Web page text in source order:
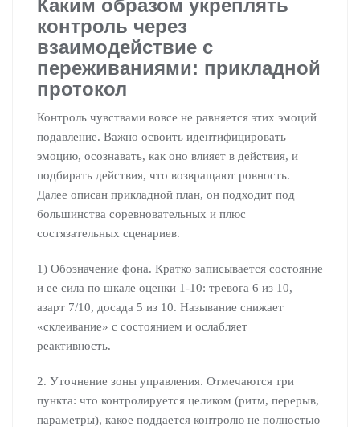
Каким образом укреплять
контроль через
взаимодействие с
переживаниями: прикладной
протокол
Контроль чувствами вовсе не равняется этих эмоций
подавление. Важно освоить идентифицировать
эмоцию, осознавать, как оно влияет в действия, и
подбирать действия, что возвращают ровность.
Далее описан прикладной план, он подходит под
большинства соревновательных и плюс
состязательных сценариев.
1) Обозначение фона. Кратко записывается состояние
и ее сила по шкале оценки 1-10: тревога 6 из 10,
азарт 7/10, досада 5 из 10. Называние снижает
«склеивание» с состоянием и ослабляет
реактивность.
2. Уточнение зоны управления. Отмечаются три
пункта: что контролируется целиком (ритм, перерыв,
параметры), какое поддается контролю не полностью